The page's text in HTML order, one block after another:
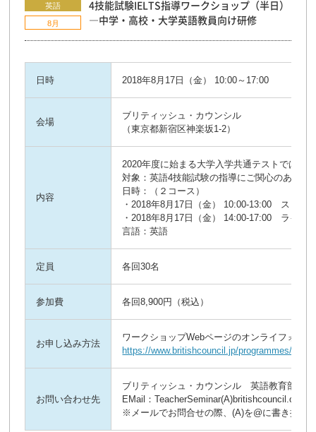
英語
8月
4技能試験IELTS指導ワークショップ（半日）
―中学・高校・大学英語教員向け研修
日時 2018年8月17日（金） 10:00～17:00
会場
ブリティッシュ・カウンシル
（東京都新宿区神楽坂1-2）
内容
2020年度に始まる大学入学共通テストでは民
対象：英語4技能試験の指導にご関心のある
日時：（２コース）
・2018年8月17日（金） 10:00-13:00 スピー
・2018年8月17日（金） 14:00-17:00 ライテ
言語：英語
定員 各回30名
参加費 各回8,900円（税込）
お申し込み方法
ワークショップWebページのオンライフォー
https://www.britishcouncil.jp/programmes/
お問い合わせ先
ブリティッシュ・カウンシル 英語教育部門
EMail：TeacherSeminar(A)britishcouncil.or.jp
※メールでお問合せの際、(A)を@に書き換え